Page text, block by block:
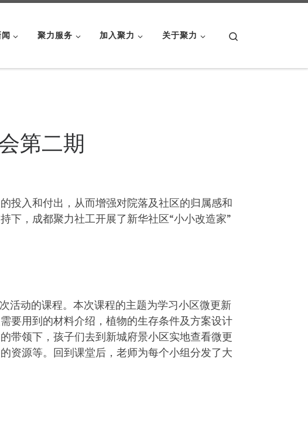
聚力服务 加入聚力 关于聚力
第二期
投入和付出，从而增强对院落及社区的归属感和
下，成都聚力社工开展了新华社区“小小改造家”
活动的课程。本次课程的主题为学习小区微更新
要用到的材料介绍，植物的生存条件及方案设计
带领下，孩子们去到新城府景小区实地查看微更
资源等。回到课堂后，老师为每个小组分发了大